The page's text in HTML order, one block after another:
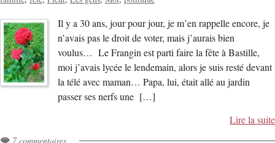
Il y a 30 ans, jour pour jour, je m’en rappelle encore, je
n’avais pas le droit de voter, mais j’aurais bien
voulus… Le Frangin est parti faire la fête à Bastille,
moi j’avais lycée le lendemain, alors je suis resté devant
la télé avec maman… Papa, lui, était allé au jardin
passer ses nerfs une […]
Lire la suite
7 commentaires